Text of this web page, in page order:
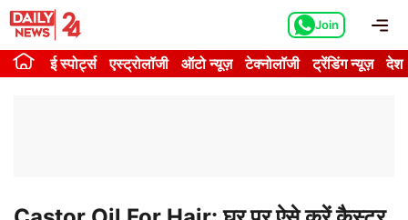
Skip
content
Join
ई स्पोर्ट्स एस्ट्रोलॉजी ऑटो न्यूज़ टेक्नोलॉजी ट्रेंडिंग न्यूज़ देश